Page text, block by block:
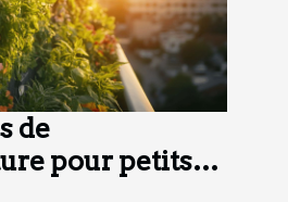
de
pour petits